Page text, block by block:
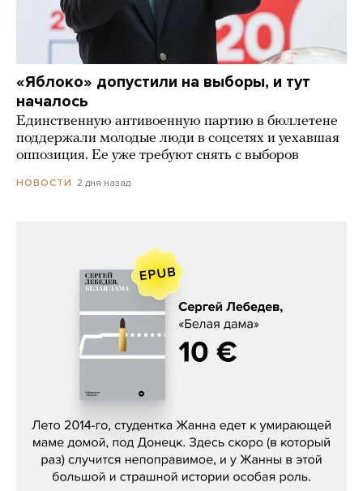
«Яблоко» допустили на выборы, и тут
началось
Единственную антивоенную партию в бюллетене
поддержали молодые люди в соцсетях и уехавшая
оппозиция. Ее уже требуют снять с выборов
НОВОСТИ 2 дня назад
Сергей Лебедев, «Белая дама»